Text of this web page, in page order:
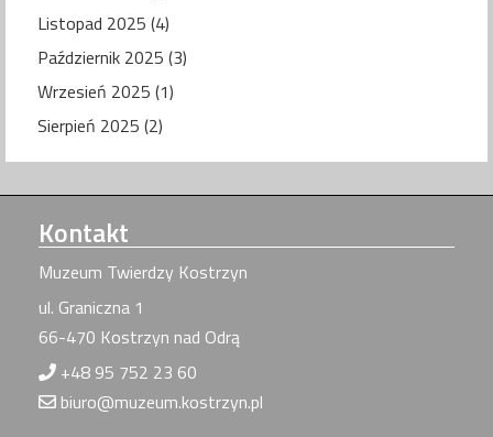
Listopad 2025 (4)
Październik 2025 (3)
Wrzesień 2025 (1)
Sierpień 2025 (2)
Kontakt
Muzeum Twierdzy Kostrzyn
ul. Graniczna 1
66-470 Kostrzyn nad Odrą
+48 95 752 23 60
biuro@muzeum.kostrzyn.pl